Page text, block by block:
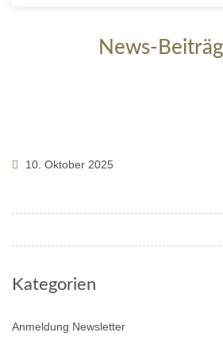
News-
10. Oktober 2025
Kategorien
Anmeldung Newsletter